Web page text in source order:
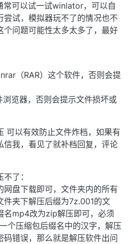
常可以试一试winlator，可以自
尝试，模拟器玩不了的情况也不
个问题可能性太多太多了，最好
（RAR）这个软件，否则会提
览器，否则会提示文件损坏或
可以有效防止文件炸档，如果有
信我，看见了就补档回复，评论
了：
网盘下载即可，文件夹内的所有
件夹下解压后缀为7z.001的文
名mp4改为zip解压即可，必须
个压缩包后缀名中的汉字，解压
错误，那么就是解压软件出问